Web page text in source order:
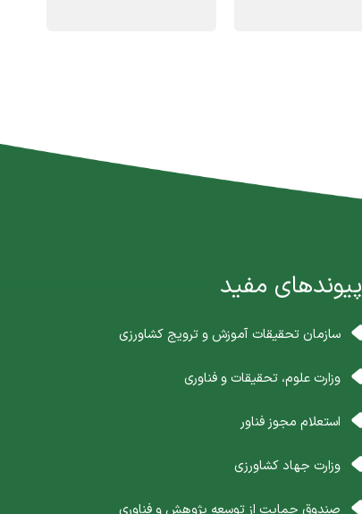
پیوندهای مفید
سازمان تحقیقات آموزش و ترویج کشاورزی
وزارت علوم، تحقیقات و فناوری
استعلام مجوز فناور
وزارت جهاد کشاورزی
صندوق حمایت از توسعه پژوهش و فناوری